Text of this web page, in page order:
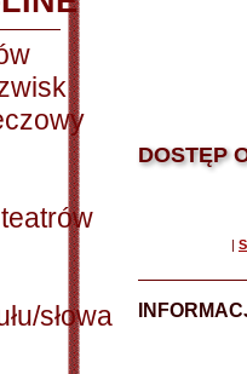
słowa
DOSTĘP
|